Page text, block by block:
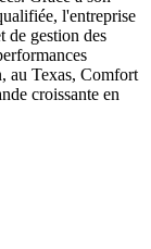
l'entreprise
de gestion des
au Texas, Comfort
croissante en